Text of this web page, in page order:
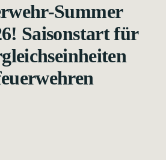
Summer
Saisonstart für